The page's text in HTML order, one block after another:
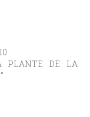
PLANTE DE LA